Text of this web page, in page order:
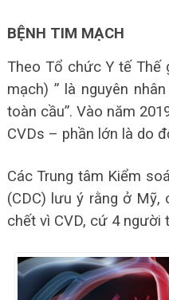
BỆNH TIM MẠCH
Theo Tổ chức Y tế Thế
mạch) ” là nguyên
toàn cầu”. Vào năm
CVDs – phần lớn là do
Các Trung tâm Kiểm
(CDC) lưu ý rằng ở
chết vì CVD, cứ 4